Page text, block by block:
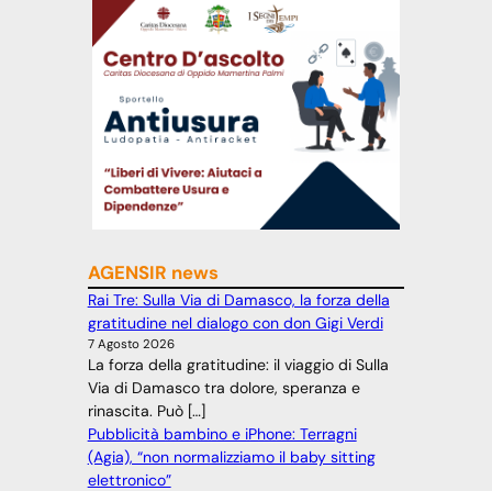
AGENSIR news
Rai Tre: Sulla Via di Damasco, la forza della
gratitudine nel dialogo con don Gigi Verdi
7 Agosto 2026
La forza della gratitudine: il viaggio di Sulla
Via di Damasco tra dolore, speranza e
rinascita. Può […]
Pubblicità bambino e iPhone: Terragni
(Agia), “non normalizziamo il baby sitting
elettronico”